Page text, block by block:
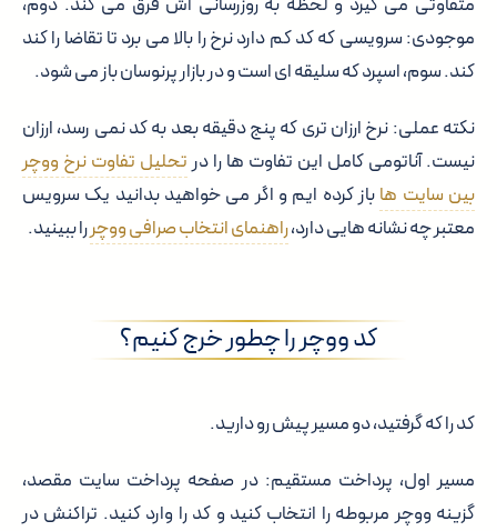
موجودی: سرویسی که کد کم دارد نرخ را بالا می برد تا تقاضا را کند
کند. سوم، اسپرد که سلیقه ای است و در بازار پرنوسان باز می شود.
نکته عملی: نرخ ارزان تری که پنج دقیقه بعد به کد نمی رسد، ارزان
نیست. آناتومی کامل این تفاوت ها را در تحلیل تفاوت نرخ ووچر
بین سایت هاباز کرده ایم و اگر می خواهید بدانید یک سرویس
معتبر چه نشانه هایی دارد،راهنمای انتخاب صرافی ووچررا ببینید.
کد ووچر را چطور خرج کنیم؟
کد را که گرفتید، دو مسیر پیش رو دارید.
مسیر اول، پرداخت مستقیم: در صفحه پرداخت سایت مقصد،
گزینه ووچر مربوطه را انتخاب کنید و کد را وارد کنید. تراکنش در